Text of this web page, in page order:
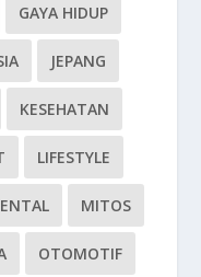
GAYA HIDUP
JEPANG
KESEHATAN
LIFESTYLE
MITOS
OTOMOTIF